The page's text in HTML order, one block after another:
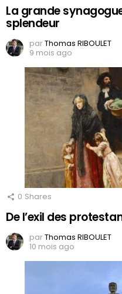
La grande
splendeur
parThomas RIBOULET
9 mois ago
0 Shares
De l’exil des
parThomas RIBOULET
10 mois ago